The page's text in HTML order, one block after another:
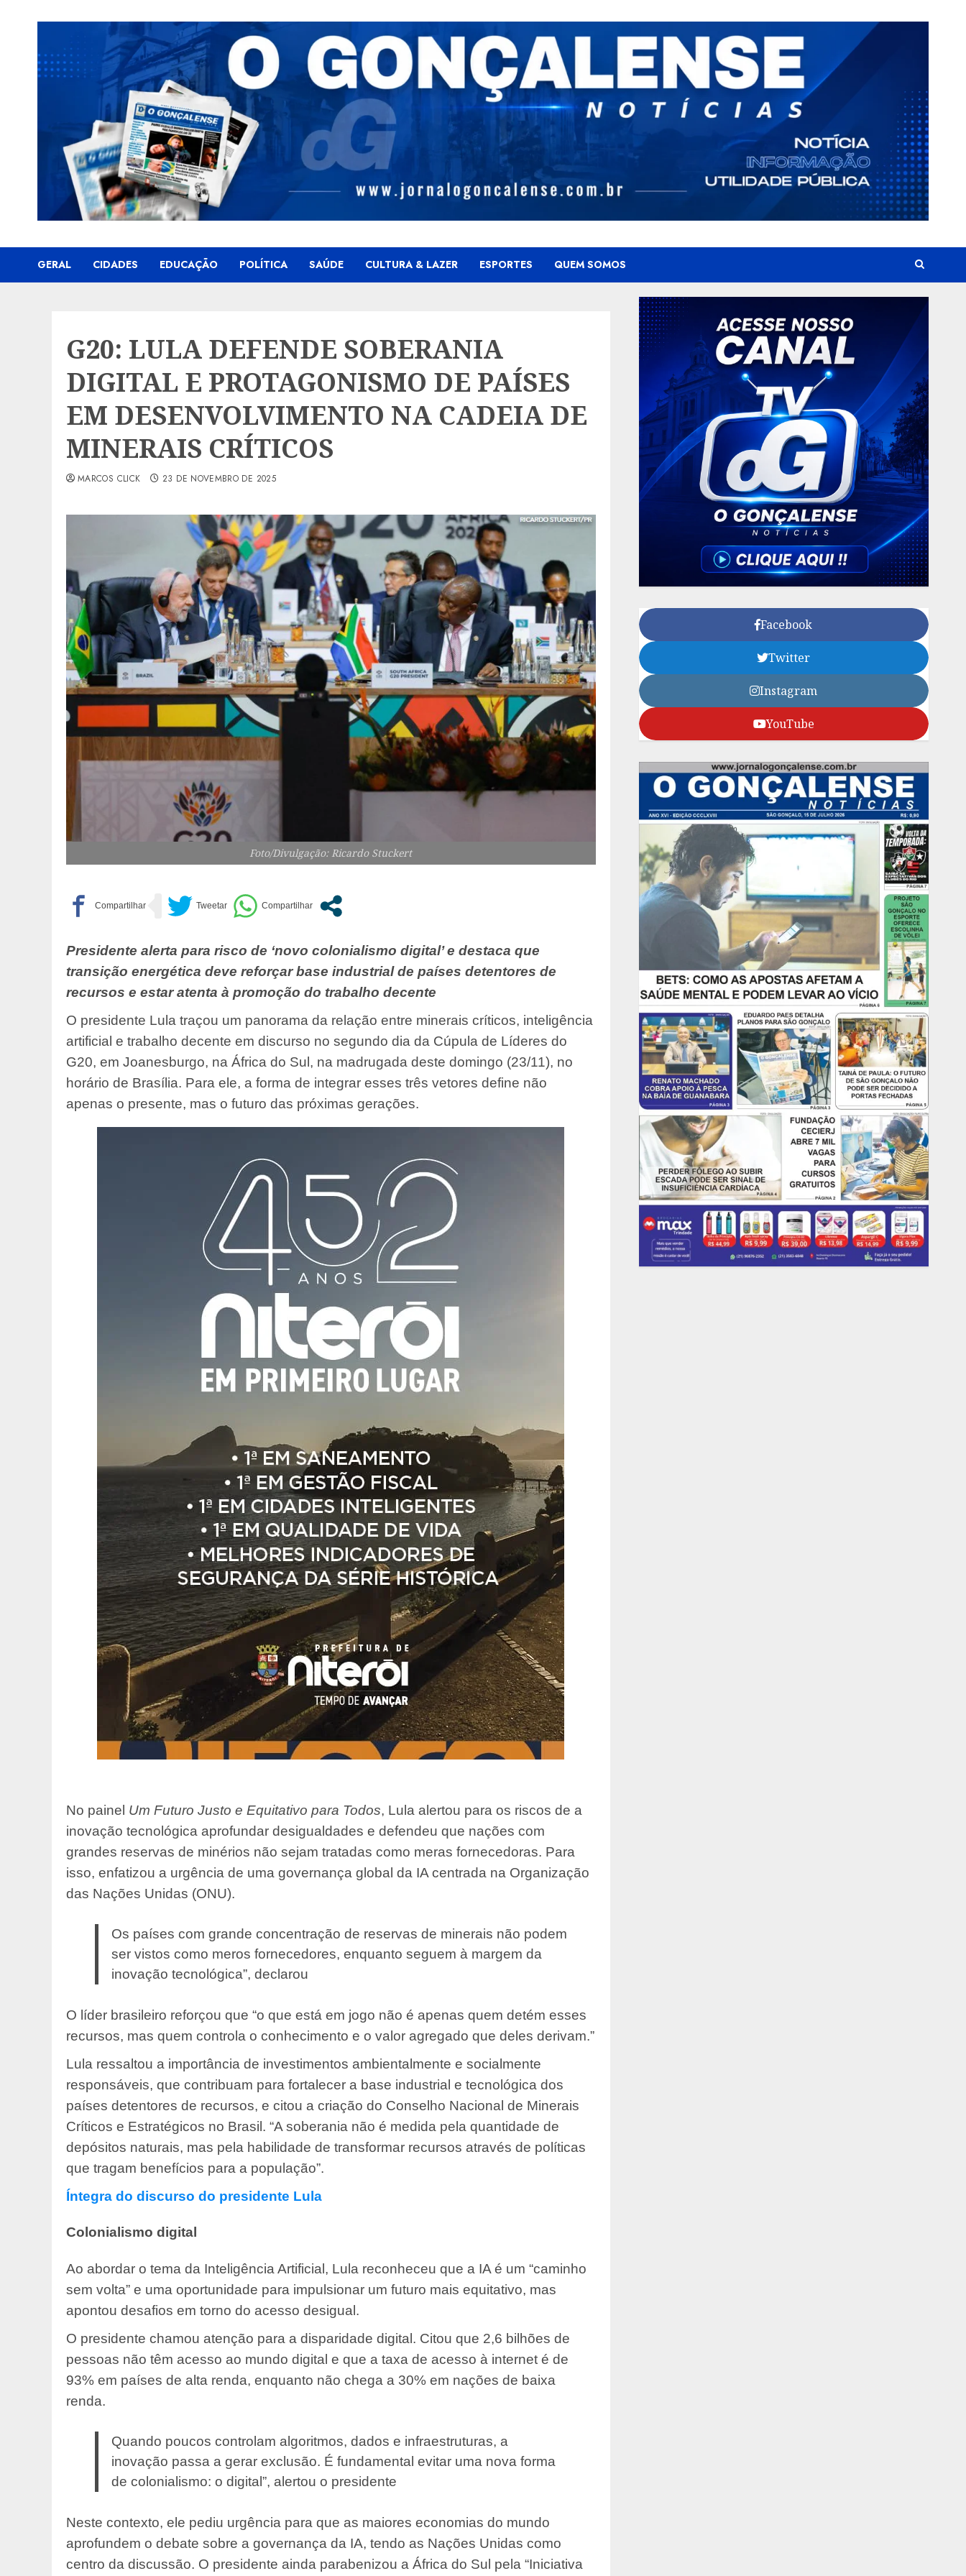
GERAL CIDADES EDUCAÇÃO POLÍTICA SAÚDE CULTURA & LAZER ESPORTES QUEM SOMOS
G20: LULA DEFENDE SOBERANIA
DIGITAL E PROTAGONISMO DE PAÍSES
EM DESENVOLVIMENTO NA CADEIA DE
MINERAIS CRÍTICOS
MARCOS CLICK 23 DE NOVEMBRO DE 2025
Foto/Divulgação: Ricardo Stuckert
Presidente alerta para risco de ‘novo colonialismo digital’ e destaca que
transição energética deve reforçar base industrial de países detentores de
recursos e estar atenta à promoção do trabalho decente
O presidente Lula traçou um panorama da relação entre minerais críticos, inteligência
artificial e trabalho decente em discurso no segundo dia da Cúpula de Líderes do
G20, em Joanesburgo, na África do Sul, na madrugada deste domingo (23/11), no
horário de Brasília. Para ele, a forma de integrar esses três vetores define não
apenas o presente, mas o futuro das próximas gerações.
No painel Um Futuro Justo e Equitativo para Todos, Lula alertou para os riscos de a
inovação tecnológica aprofundar desigualdades e defendeu que nações com
grandes reservas de minérios não sejam tratadas como meras fornecedoras. Para
isso, enfatizou a urgência de uma governança global da IA centrada na Organização
das Nações Unidas (ONU).
Os países com grande concentração de reservas de minerais não podem
ser vistos como meros fornecedores, enquanto seguem à margem da
inovação tecnológica”, declarou
O líder brasileiro reforçou que “o que está em jogo não é apenas quem detém esses
recursos, mas quem controla o conhecimento e o valor agregado que deles derivam.”
Lula ressaltou a importância de investimentos ambientalmente e socialmente
responsáveis, que contribuam para fortalecer a base industrial e tecnológica dos
países detentores de recursos, e citou a criação do Conselho Nacional de Minerais
Críticos e Estratégicos no Brasil. “A soberania não é medida pela quantidade de
depósitos naturais, mas pela habilidade de transformar recursos através de políticas
que tragam benefícios para a população”.
Íntegra do discurso do presidente Lula
Colonialismo digital
Ao abordar o tema da Inteligência Artificial, Lula reconheceu que a IA é um “caminho
sem volta” e uma oportunidade para impulsionar um futuro mais equitativo, mas
apontou desafios em torno do acesso desigual.
O presidente chamou atenção para a disparidade digital. Citou que 2,6 bilhões de
pessoas não têm acesso ao mundo digital e que a taxa de acesso à internet é de
93% em países de alta renda, enquanto não chega a 30% em nações de baixa
renda.
Quando poucos controlam algoritmos, dados e infraestruturas, a
inovação passa a gerar exclusão. É fundamental evitar uma nova forma
de colonialismo: o digital”, alertou o presidente
Neste contexto, ele pediu urgência para que as maiores economias do mundo
aprofundem o debate sobre a governança da IA, tendo as Nações Unidas como
centro da discussão. O presidente ainda parabenizou a África do Sul pela “Iniciativa
Facebook
Twitter
Instagram
YouTube